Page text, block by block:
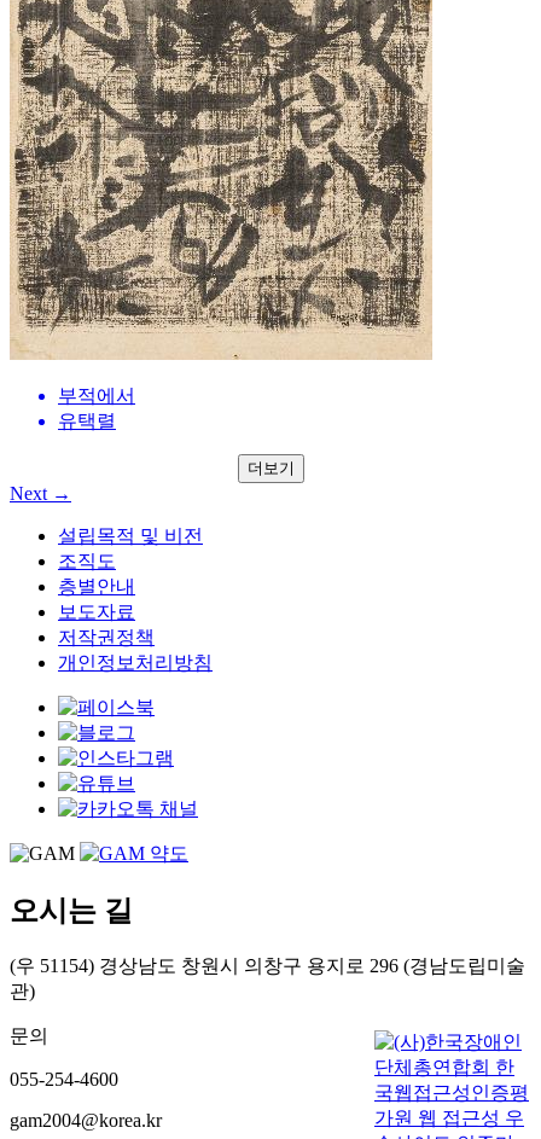
부적에서
유택렬
더보기
Next →
설립목적 및 비전
조직도
층별안내
보도자료
저작권정책
개인정보처리방침
오시는 길
(우 51154) 경상남도 창원시 의창구 용지로 296 (경남도립미술
관)
문의
055-254-4600
gam2004@korea.kr